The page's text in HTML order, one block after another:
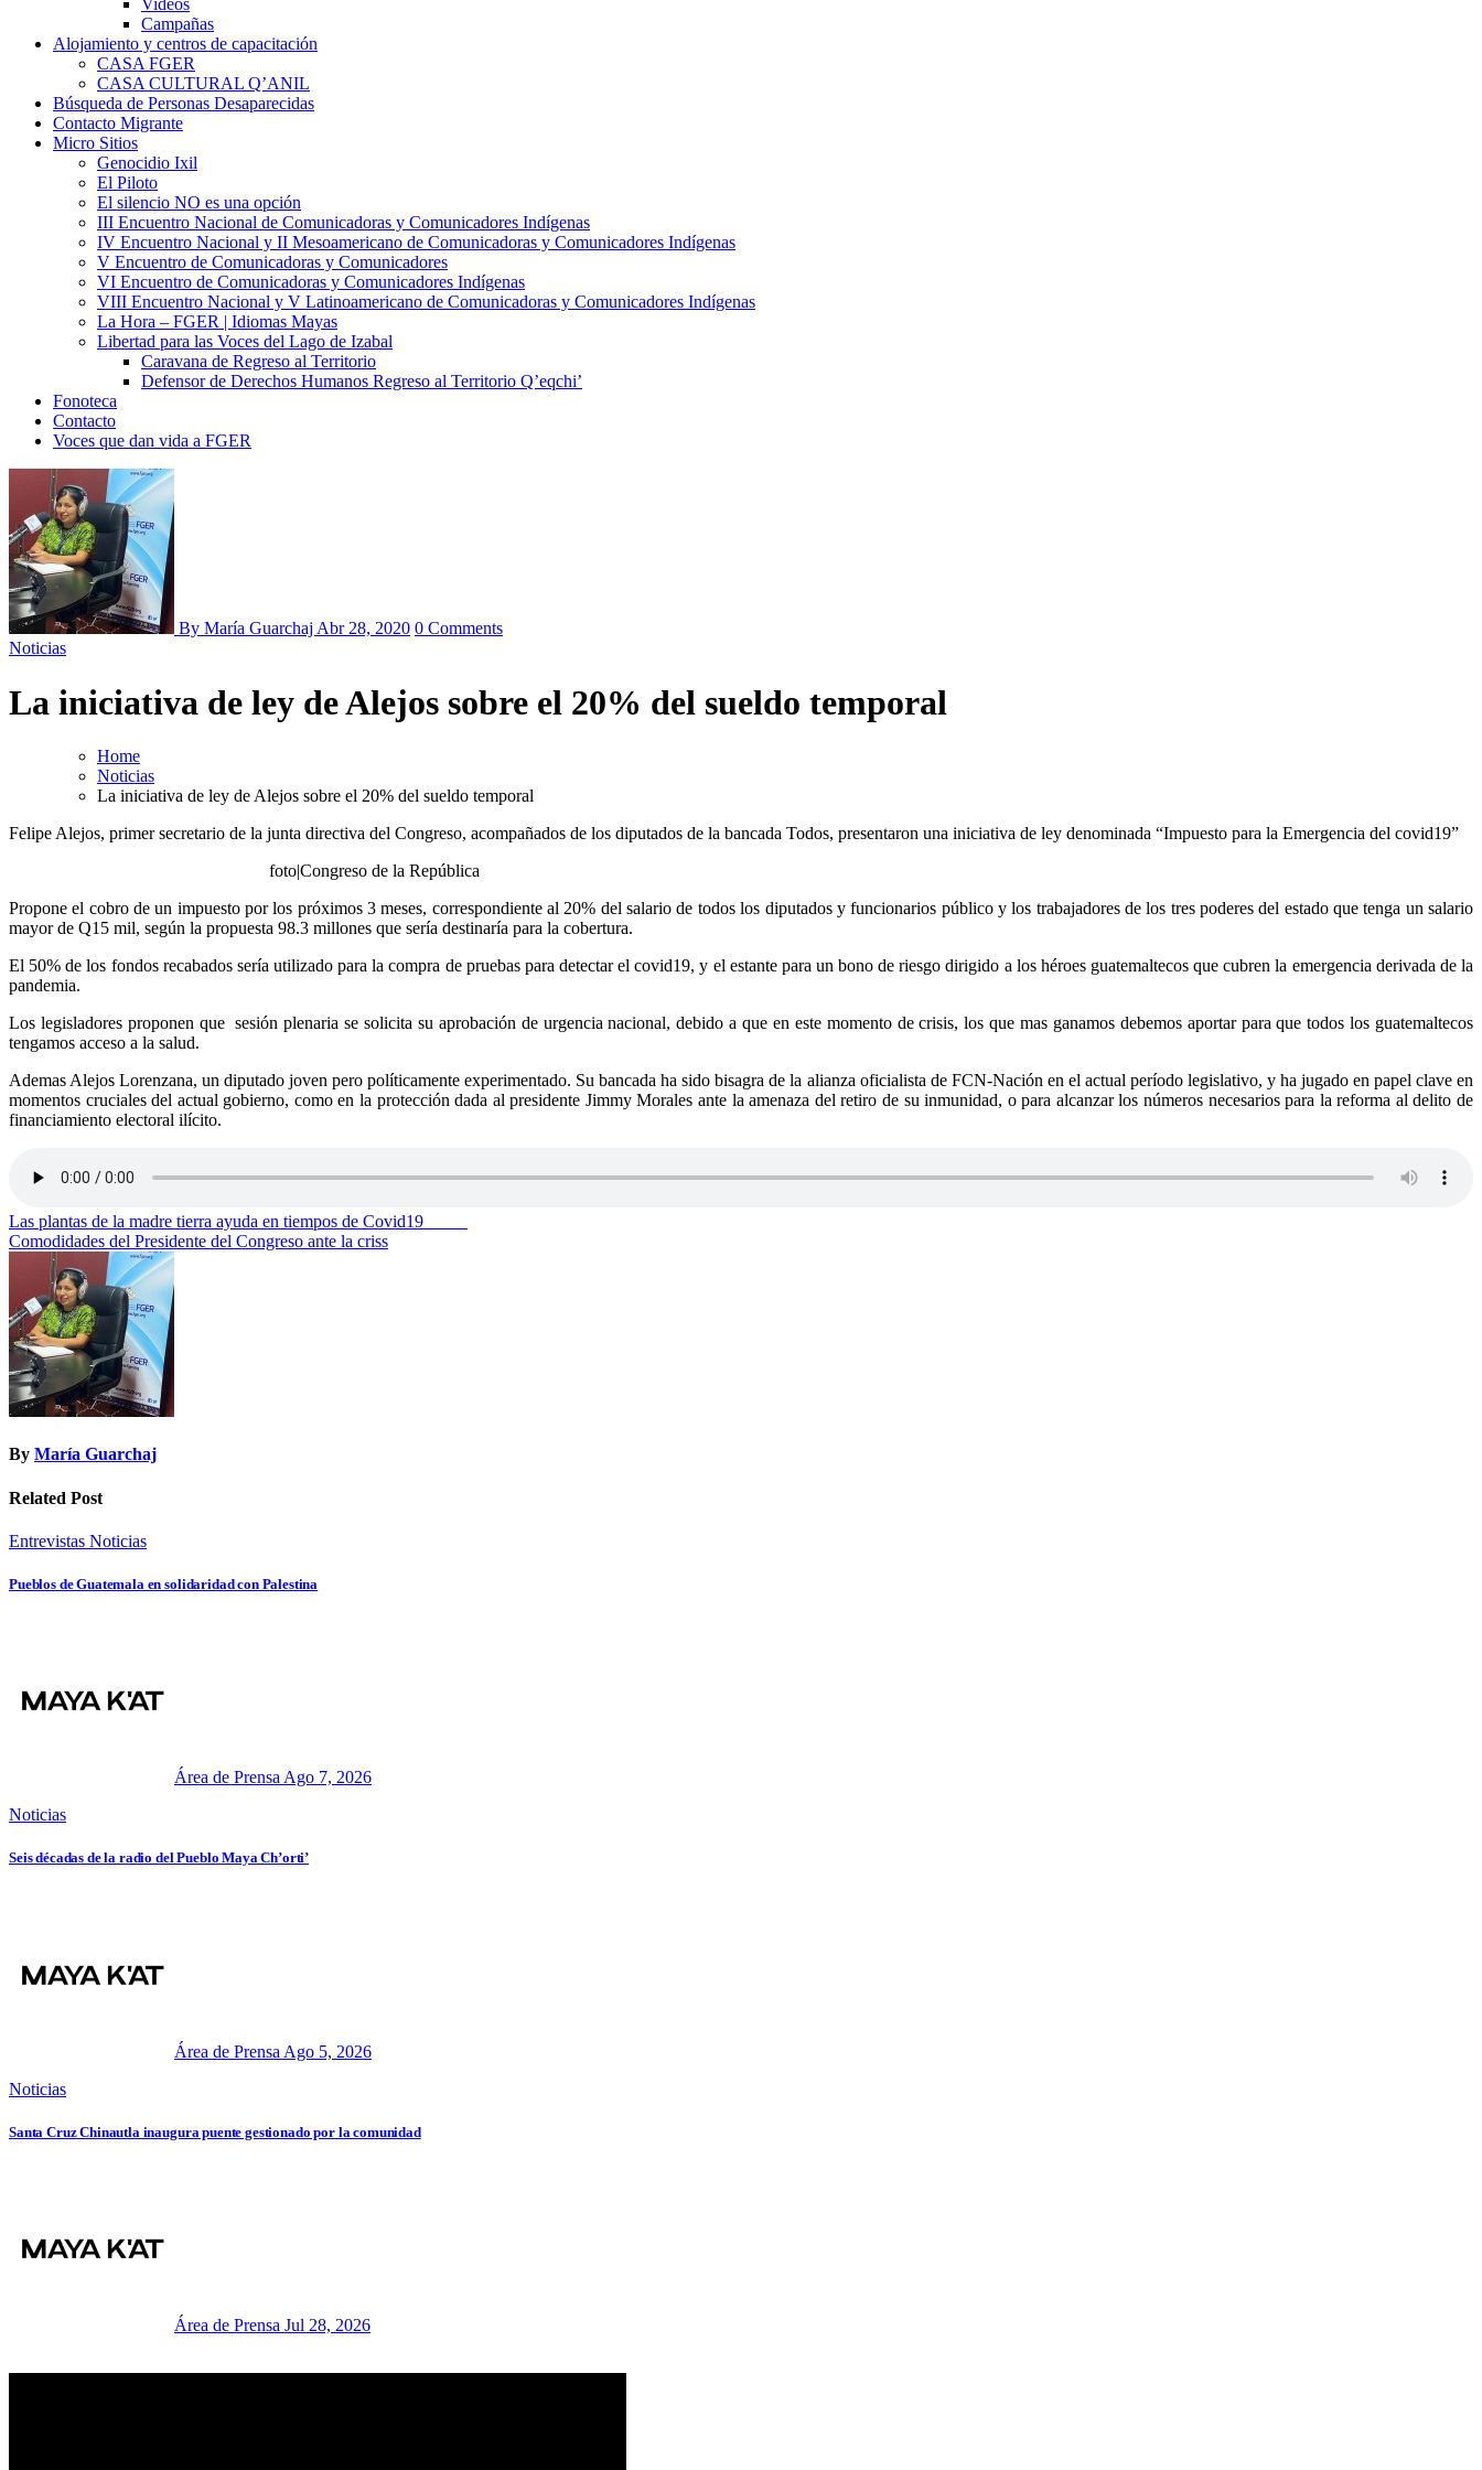
Videos
Campañas
Alojamiento y centros de capacitación
CASA FGER
CASA CULTURAL Q’ANIL
Búsqueda de Personas Desaparecidas
Contacto Migrante
Micro Sitios
Genocidio Ixil
El Piloto
El silencio NO es una opción
III Encuentro Nacional de Comunicadoras y Comunicadores Indígenas
IV Encuentro Nacional y II Mesoamericano de Comunicadoras y Comunicadores Indígenas
V Encuentro de Comunicadoras y Comunicadores
VI Encuentro de Comunicadoras y Comunicadores Indígenas
VIII Encuentro Nacional y V Latinoamericano de Comunicadoras y Comunicadores Indígenas
La Hora – FGER | Idiomas Mayas
Libertad para las Voces del Lago de Izabal
Caravana de Regreso al Territorio
Defensor de Derechos Humanos Regreso al Territorio Q’eqchi’
Fonoteca
Contacto
Voces que dan vida a FGER
By María Guarchaj Abr 28, 2020 0 Comments
Noticias
La iniciativa de ley de Alejos sobre el 20% del sueldo temporal
Home
Noticias
La iniciativa de ley de Alejos sobre el 20% del sueldo temporal
Felipe Alejos, primer secretario de la junta directiva del Congreso, acompañados de los diputados de la bancada Todos, presentaron una iniciativa de ley denominada “Impuesto para la Emergencia del covid19”
foto|Congreso de la República
Propone el cobro de un impuesto por los próximos 3 meses, correspondiente al 20% del salario de todos los diputados y funcionarios público y los trabajadores de los tres poderes del estado que tenga un salario
mayor de Q15 mil, según la propuesta 98.3 millones que sería destinaría para la cobertura.
El 50% de los fondos recabados sería utilizado para la compra de pruebas para detectar el covid19, y el estante para un bono de riesgo dirigido a los héroes guatemaltecos que cubren la emergencia derivada de la
pandemia.
Los legisladores proponen que sesión plenaria se solicita su aprobación de urgencia nacional, debido a que en este momento de crisis, los que mas ganamos debemos aportar para que todos los guatemaltecos
tengamos acceso a la salud.
Ademas Alejos Lorenzana, un diputado joven pero políticamente experimentado. Su bancada ha sido bisagra de la alianza oficialista de FCN-Nación en el actual período legislativo, y ha jugado en papel clave en
momentos cruciales del actual gobierno, como en la protección dada al presidente Jimmy Morales ante la amenaza del retiro de su inmunidad, o para alcanzar los números necesarios para la reforma al delito de
financiamiento electoral ilícito.
Navegación
de
entradas
Las plantas de la madre tierra ayuda en tiempos de Covid19
Comodidades del Presidente del Congreso ante la criss
By María Guarchaj
Related Post
Entrevistas Noticias
Pueblos de Guatemala en solidaridad con Palestina
Área de Prensa Ago 7, 2026
Noticias
Seis décadas de la radio del Pueblo Maya Ch’orti’
Área de Prensa Ago 5, 2026
Noticias
Santa Cruz Chinautla inaugura puente gestionado por la comunidad
Área de Prensa Jul 28, 2026